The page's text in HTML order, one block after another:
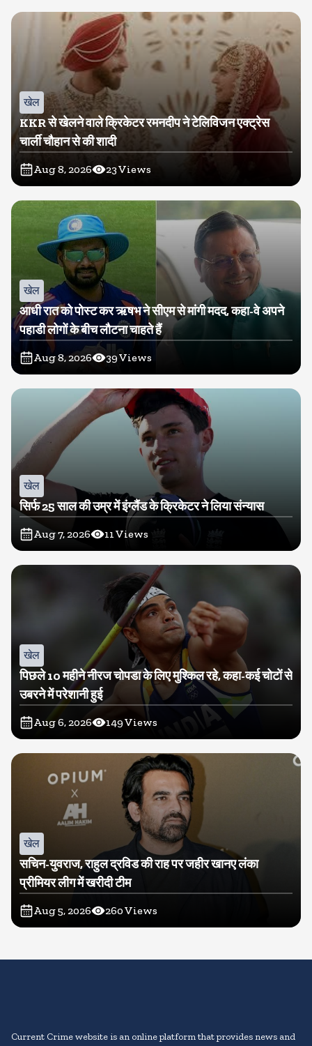
खेल
KKR से खेलने वाले क्रिकेटर रमनदीप ने टेलिविजन एक्ट्रेस
चार्ली चौहान से की शादी
Aug 8, 2026 23Views
खेल
आधी रात को पोस्ट कर ऋषभ ने सीएम से मांगी मदद, कहा-वे अपने
पहाडी लोगों के बीच लौटना चाहते हैं
Aug 8, 2026 39Views
खेल
सिर्फ 25 साल की उम्र में इंग्लैंड के क्रिकेटर ने लिया संन्यास
Aug 7, 2026 11Views
खेल
पिछले 10 महीने नीरज चोपडा के लिए मुश्किल रहे, कहा-कई चोटों से
उबरने में परेशानी हुई
Aug 6, 2026 149Views
खेल
सचिन-युवराज, राहुल द्रविड की राह पर जहीर खानए लंका
प्रीमियर लीग में खरीदी टीम
Aug 5, 2026 260Views
Current Crime website is an online platform that provides news and